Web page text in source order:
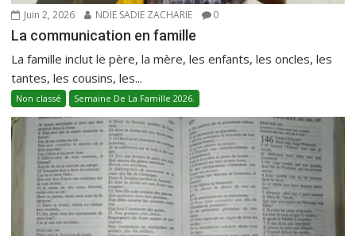
Juin 2, 2026 NDIE SADIE ZACHARIE 0
La communication en famille
La famille inclut le père, la mère, les enfants, les oncles, les
tantes, les cousins, les...
Non classé Semaine De La Famille 2026.